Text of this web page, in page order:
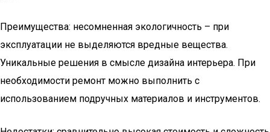
Преимущества: несомненная экологичность – при
эксплуатации не выделяются вредные вещества.
Уникальные решения в смысле дизайна интерьера. При
необходимости ремонт можно выполнить с
использованием подручных материалов и инструментов.